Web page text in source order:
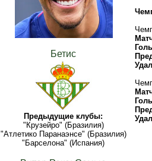
Бетис
Предыдущие клубы:
"Крузейро" (Бразилия)
"Атлетико Паранаэнсе" (Бразилия)
"Барселона" (Испания)